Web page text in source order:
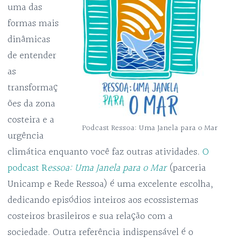
Podcast Ressoa: Uma Janela para o Mar
uma das
formas mais
dinâmicas
de entender
as
transformaç
ões da zona
costeira e a
urgência
climática enquanto você faz outras atividades. O
podcast Ressoa: Uma Janela para o Mar(parceria
Unicamp e Rede Ressoa) é uma excelente escolha,
dedicando episódios inteiros aos ecossistemas
costeiros brasileiros e sua relação com a
sociedade. Outra referência indispensável é o